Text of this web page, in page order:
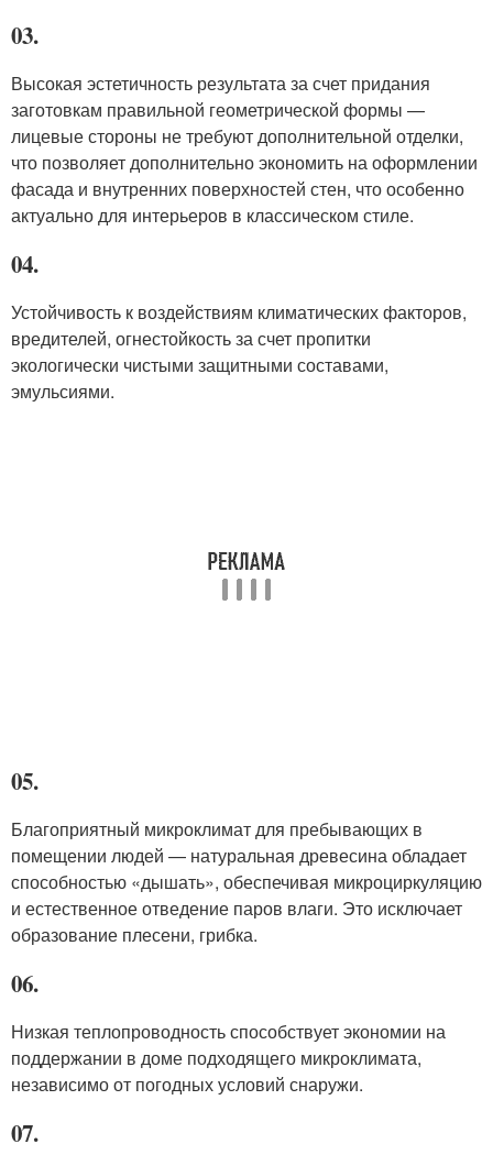
03.
Высокая эстетичность результата за счет придания
заготовкам правильной геометрической формы —
лицевые стороны не требуют дополнительной отделки,
что позволяет дополнительно экономить на оформлении
фасада и внутренних поверхностей стен, что особенно
актуально для интерьеров в классическом стиле.
04.
Устойчивость к воздействиям климатических факторов,
вредителей, огнестойкость за счет пропитки
экологически чистыми защитными составами,
эмульсиями.
05.
Благоприятный микроклимат для пребывающих в
помещении людей — натуральная древесина обладает
способностью «дышать», обеспечивая микроциркуляцию
и естественное отведение паров влаги. Это исключает
образование плесени, грибка.
06.
Низкая теплопроводность способствует экономии на
поддержании в доме подходящего микроклимата,
независимо от погодных условий снаружи.
07.